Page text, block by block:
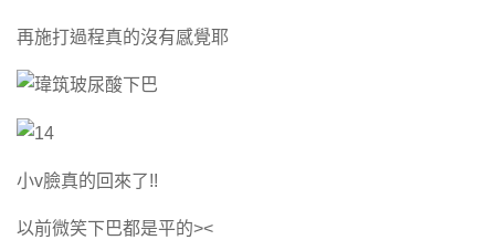
再施打過程真的沒有感覺耶
小v臉真的回來了!!
以前微笑下巴都是平的><